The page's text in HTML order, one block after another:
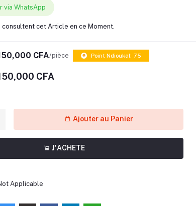
via WhatsApp
consultent cet Article en ce Moment.
CFA/pièce Point Ndioukal: 75
CFA
Ajouter au Panier
J'ACHETE
Applicable